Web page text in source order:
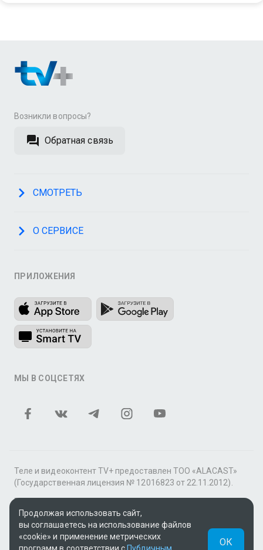
Возникли вопросы?
Обратная связь
СМОТРЕТЬ
О СЕРВИСЕ
ПРИЛОЖЕНИЯ
МЫ В СОЦСЕТЯХ
Теле и видеоконтент TV+ предоставлен ТОО «ALACAST»
(Государственная лицензия № 12016823 от 22.11.2012).
В рамках услуги «Видео по подписке» для «Пакета
фильмов и сериалов tv+» контент предоставляется
онлайн-кинотеатром MEGOGO.
Поддержка: tvplus@telecom.kz
Продолжая использовать сайт,
вы соглашаетесь на использование файлов
«cookie» и применение метрических
ОК